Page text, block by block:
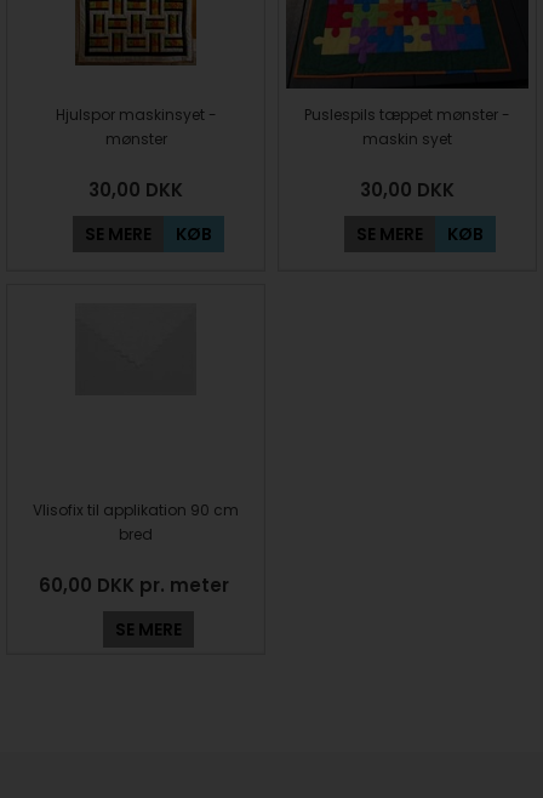
Hjulspor maskinsyet -
mønster
30,00 DKK
SE MERE KØB
Puslespils tæppet mønster -
maskin syet
30,00 DKK
SE MERE KØB
Vlisofix til applikation 90 cm
bred
60,00 DKK pr. meter
SE MERE